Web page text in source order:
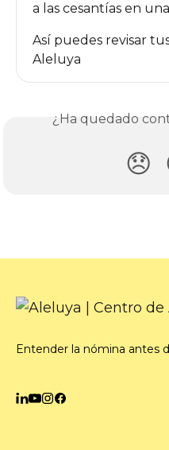
a las cesantías en
Así puedes revisar
Aleluya
¿Ha quedado
😞
Entender la nómina antes